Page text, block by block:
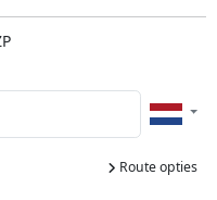
Route opties